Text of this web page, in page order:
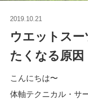
2019.10.21
ウエットス
たくなる原因
こんにちは〜
体軸テクニカル・サ